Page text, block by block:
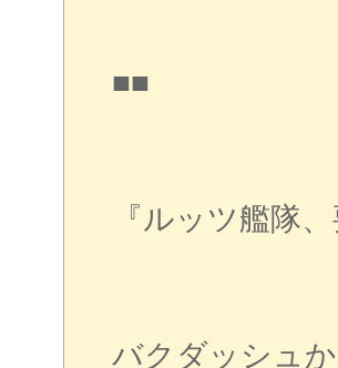
■■
『ルッツ艦隊
バクダッシュ